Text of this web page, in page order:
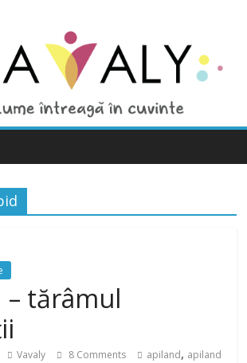
– tărâmul
Vavaly 8 Comments apiland, apiland